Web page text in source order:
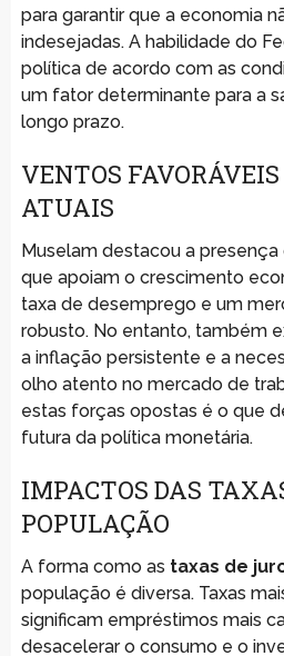
para garantir que a economia
indesejadas. A habilidade do
política de acordo com as
um fator determinante para a
longo prazo.
VENTOS
ATUAIS
Muselam destacou a presença
que apoiam o crescimento
taxa de desemprego e um
robusto. No entanto, também
a inflação persistente e a
olho atento no mercado de
estas forças opostas é o que
futura da política monetária.
IMPACTOS DAS
POPULAÇÃO
A forma como as taxas de
população é diversa. Taxas
significam empréstimos mais
desacelerar o consumo e o